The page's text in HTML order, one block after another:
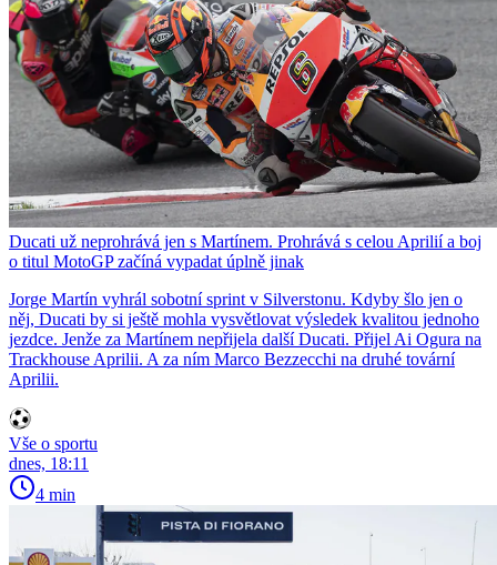
Ducati už neprohrává jen s Martínem. Prohrává s celou Aprilií a boj
o titul MotoGP začíná vypadat úplně jinak
Jorge Martín vyhrál sobotní sprint v Silverstonu. Kdyby šlo jen o
něj, Ducati by si ještě mohla vysvětlovat výsledek kvalitou jednoho
jezdce. Jenže za Martínem nepřijela další Ducati. Přijel Ai Ogura na
Trackhouse Aprilii. A za ním Marco Bezzecchi na druhé tovární
Aprilii.
Vše o sportu
dnes, 18:11
4 min